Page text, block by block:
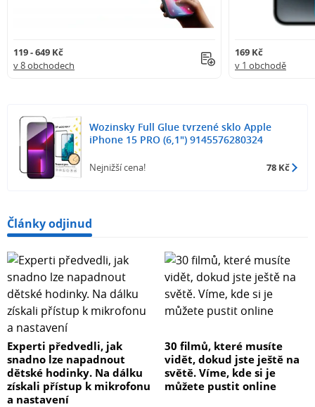
119 - 649 Kč
v 8 obchodech
169 Kč
v 1 obchodě
Wozinsky Full Glue tvrzené sklo Apple
iPhone 15 PRO (6,1") 9145576280324
Nejnižší cena! 78 Kč
Články odjinud
Experti předvedli, jak
snadno lze napadnout
dětské hodinky. Na dálku
získali přístup k mikrofonu
a nastavení
30 filmů, které musíte
vidět, dokud jste ještě na
světě. Víme, kde si je
můžete pustit online